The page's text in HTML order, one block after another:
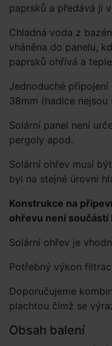
paprsků a předává ji
Chladná voda z
vháněna do panelu,
paprsků ohřívá a
Jednoduché
38mm (hadice nejsou
Solární panel není
pergoly apod.
Solární ohřev musí
byl na stejné úrovni
Konstrukce na
ohřevu není součástí
Solární ohřev je
Potřebný výkon
Doporučujeme
plachtou čímž se
Obsah balení